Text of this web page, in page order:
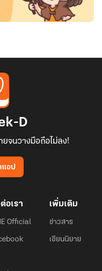
D
จนวางมือถือไม่ลง!
แอป
อเรา
Official
เพิ่มเติม
ข่าวสาร
เขียนนิยาย